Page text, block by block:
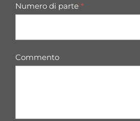
Numero di parte *
Commento